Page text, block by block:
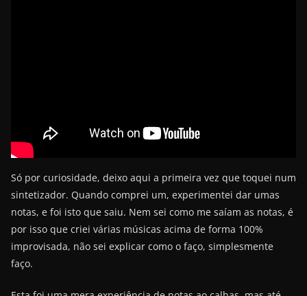
Só por curiosidade, deixo aqui a primeira vez que toquei num
sintetizador. Quando comprei um, experimentei dar umas
notas, e foi isto que saiu. Nem sei como me saíam as notas, é
por isso que criei várias músicas acima de forma 100%
improvisada, não sei explicar como o faço, simplesmente
faço.